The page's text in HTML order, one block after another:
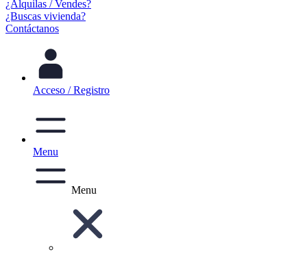
¿Alquilas / Vendes?
¿Buscas vivienda?
Contáctanos
Acceso / Registro
Menu
Menu